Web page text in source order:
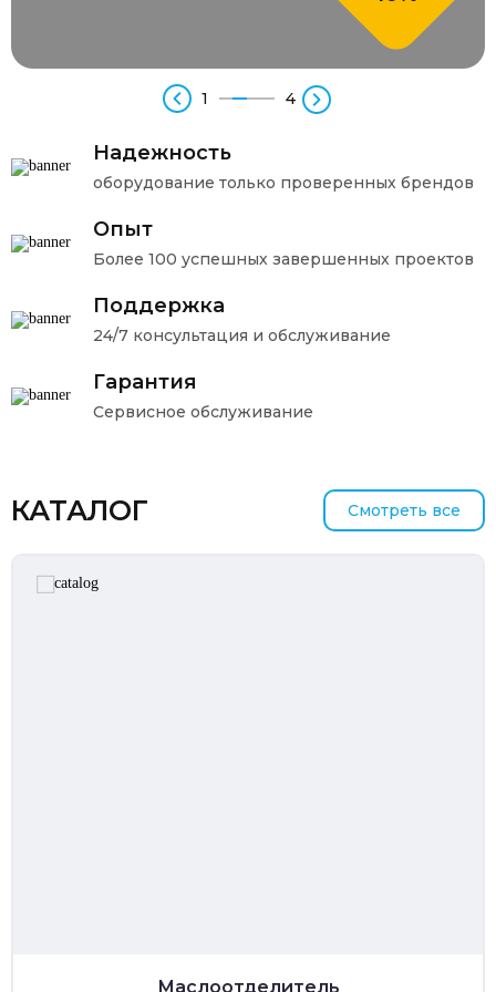
1 4
Надежность
оборудование только проверенных брендов
Опыт
Более 100 успешных завершенных проектов
Поддержка
24/7 консультация и обслуживание
Гарантия
Сервисное обслуживание
КАТАЛОГ Смотреть все
Маслоотделитель